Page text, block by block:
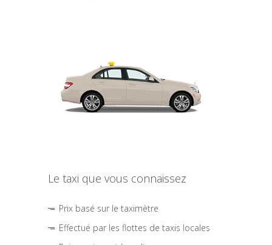
Le taxi que vous connaissez
Prix basé sur le taximètre
Effectué par les flottes de taxis locales